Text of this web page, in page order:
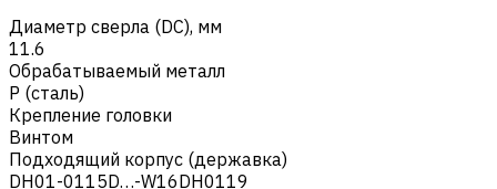
Диаметр сверла (DC), мм
11.6
Обрабатываемый металл
Р (сталь)
Крепление головки
Винтом
Подходящий корпус (державка)
DH01-0115D…-W16DH0119